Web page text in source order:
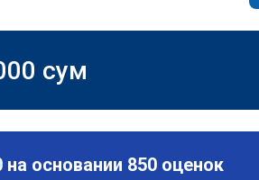
сум
основании 850 оценок